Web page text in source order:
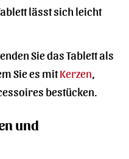
lässt sich leicht
Sie das Tablett als
Sie es mitKerzen
bestücken.
und